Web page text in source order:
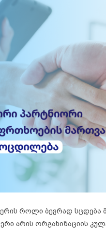
როლი ბევრად
არის ორგანიზაციის